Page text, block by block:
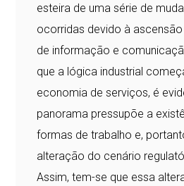
esteira de uma série de
ocorridas devido à
de informação e
que a lógica industrial
economia de serviços, é
panorama pressupõe a
formas de trabalho e,
alteração do cenário
Assim, tem-se que essa